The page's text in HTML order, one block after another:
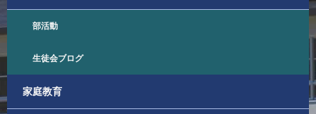
部活動
生徒会ブログ
家庭教育